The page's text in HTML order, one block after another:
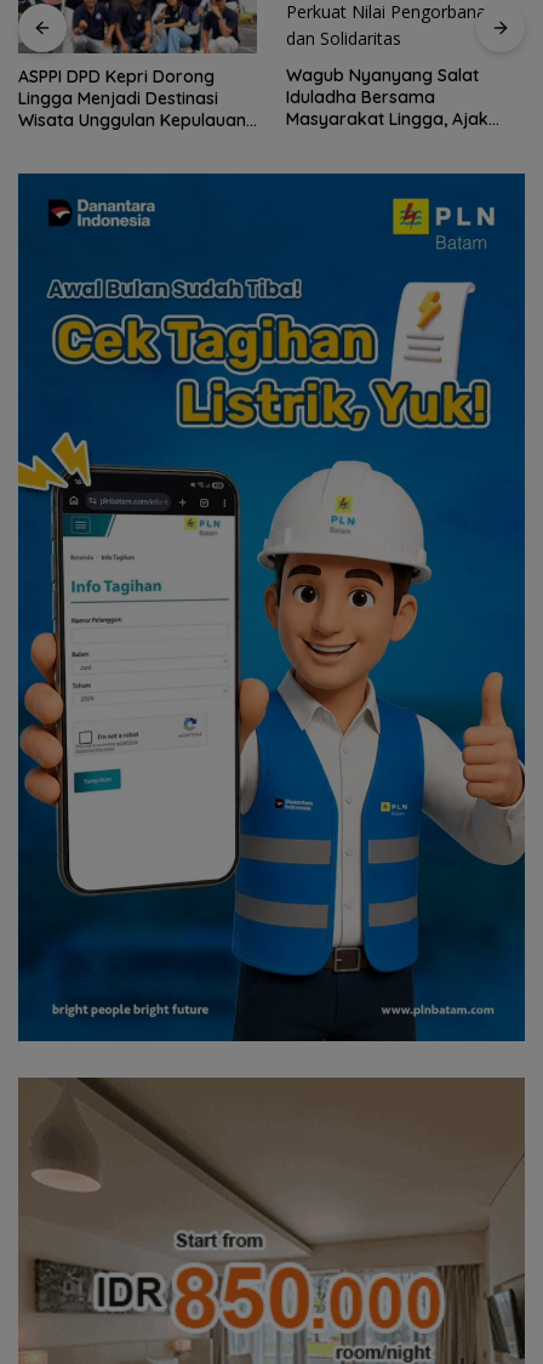
ASPPI DPD Kepri Dorong
Lingga Menjadi Destinasi
Wisata Unggulan Kepulauan
Wagub Nyanyang Salat
Iduladha Bersama
Masyarakat Lingga, Ajak